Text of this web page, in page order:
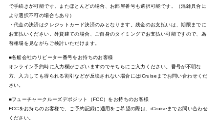
で手続きが可能です。またほとんどの場合、お部屋番号も選択可能です。（混雑具合に
より選択不可の場合もあり）
・代金の決済はクレジットカード決済のみとなります。残金のお支払いは、期限までに
お支払いください。外貨建ての場合、ご自身のタイミングでお支払い可能ですので、為
替相場を見ながらご検討いただけます。
■各船会社のリピーター番号をお持ちのお客様
オンライン予約時に入力欄がございますのでそちらにご入力ください。番号が不明な
方、入力しても得られる割引などが反映されない場合にはiCruiseまでお問い合わせくだ
さい。
■フューチャークルーズデポジット（FCC）をお持ちのお客様
FCCをお持ちのお客様で、ご予約記録に適用をご希望の際は、iCruiseまでお問い合わせ
ください。